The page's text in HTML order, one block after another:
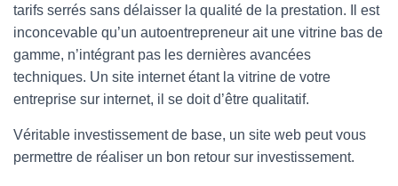
tarifs serrés sans délaisser la qualité de la prestation. Il est
inconcevable qu’un autoentrepreneur ait une vitrine bas de
gamme, n’intégrant pas les dernières avancées
techniques. Un site internet étant la vitrine de votre
entreprise sur internet, il se doit d’être qualitatif.
Véritable investissement de base, un site web peut vous
permettre de réaliser un bon retour sur investissement.